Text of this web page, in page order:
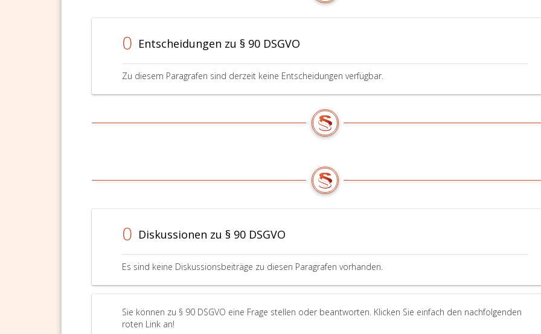
0 Entscheidungen zu § 90 DSGVO
Zu diesem Paragrafen sind derzeit keine Entscheidungen verfügbar.
0 Diskussionen zu § 90 DSGVO
Es sind keine Diskussionsbeiträge zu diesen Paragrafen vorhanden.
Sie können zu § 90 DSGVO eine Frage stellen oder beantworten. Klicken Sie einfach den nachfolgenden
roten Link an!